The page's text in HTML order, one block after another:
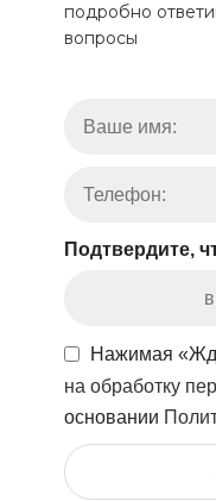
подробно
вопросы
Подтвердите,
Нажимая
на обработку
основании